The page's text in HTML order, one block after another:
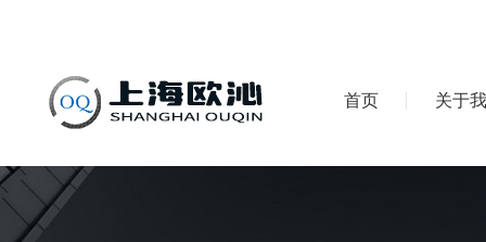
首页 关于